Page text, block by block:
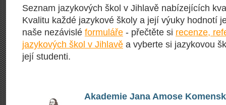
Seznam jazykových škol v Jihlavě nabízejících
Kvalitu každé jazykové školy a její výuky hodnotí
naše nezávislé formuláře - přečtěte si recenze,
jazykových škol v Jihlavě a vyberte si jazykovou
její studenti.
Akademie Jana Amose